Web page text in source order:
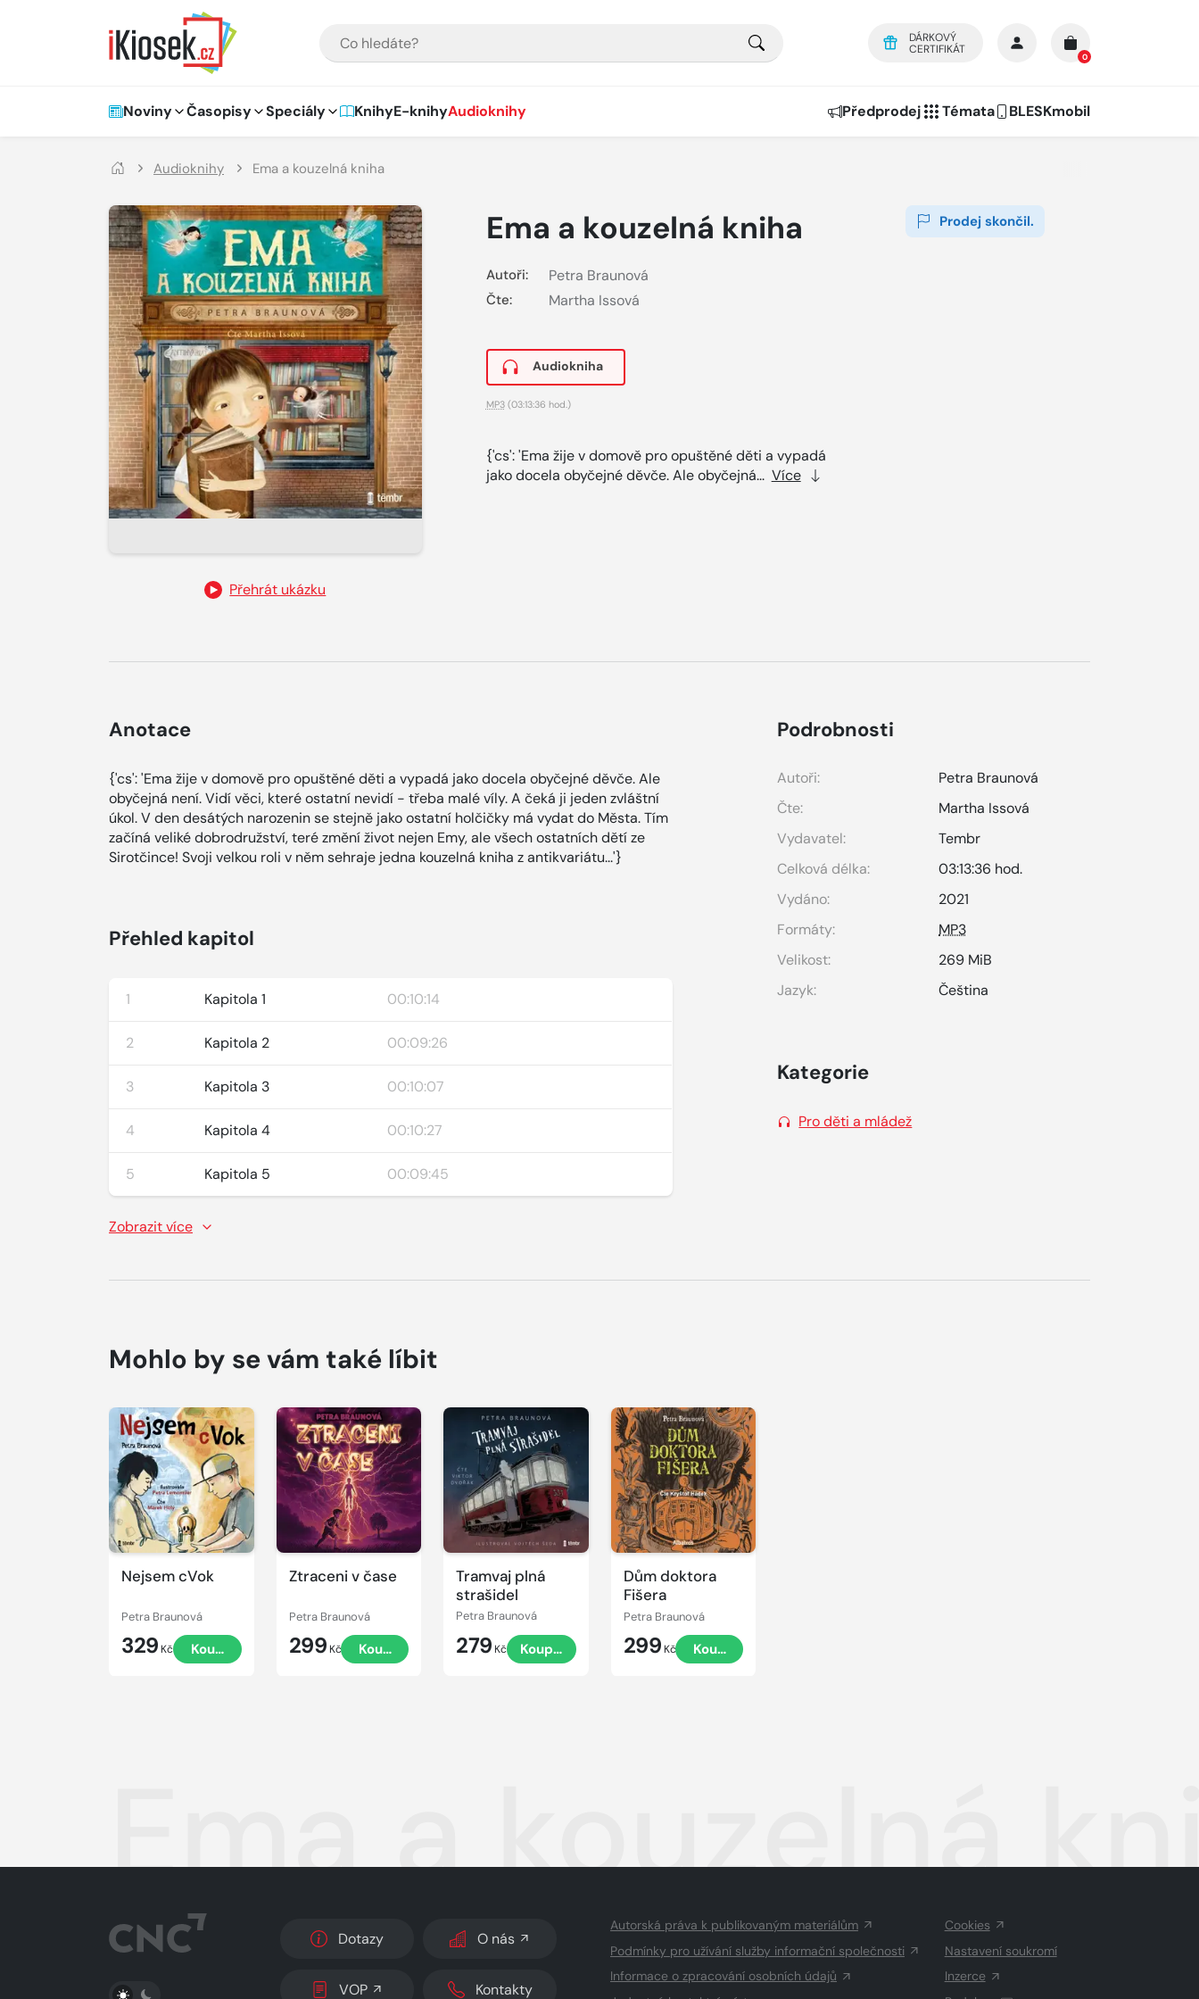
DÁRKOVÝ
CERTIFIKÁT
0
Hlavní navigace
Noviny Časopisy Speciály KnihyE-knihyAudioknihy Předprodej Témata BLESKmobil
Audioknihy Ema a kouzelná kniha
Přehrát ukázku
Ema a kouzelná kniha
Autoři: Petra Braunová
Čte: Martha Issová
Audiokniha
MP3(03:13:36 hod.)
{'cs': 'Ema žije v domově pro opuštěné děti a vypadá
jako docela obyčejné děvče. Ale obyčejná... Více
Prodej skončil.
Anotace
{'cs': 'Ema žije v domově pro opuštěné děti a vypadá jako docela obyčejné děvče. Ale
obyčejná není. Vidí věci, které ostatní nevidí - třeba malé víly. A čeká ji jeden zvláštní
úkol. V den desátých narozenin se stejně jako ostatní holčičky má vydat do Města. Tím
začíná veliké dobrodružství, teré změní život nejen Emy, ale všech ostatních dětí ze
Sirotčince! Svoji velkou roli v něm sehraje jedna kouzelná kniha z antikvariátu...'}
Přehled kapitol
1 Kapitola 1 00:10:14
2 Kapitola 2 00:09:26
3 Kapitola 3 00:10:07
4 Kapitola 4 00:10:27
5 Kapitola 5 00:09:45
Zobrazit více
Podrobnosti
Autoři:
Petra Braunová
Čte:
Martha Issová
Vydavatel:
Tembr
Celková délka:
03:13:36 hod.
Vydáno:
2021
Formáty:
MP3
Velikost:
269 MiB
Jazyk:
Čeština
Kategorie
Pro děti a mládež
Mohlo by se vám také líbit
Nejsem cVok
Petra Braunová
329 Kč Koupit
Přehrát
ukázku
Ztraceni v čase
Petra Braunová
299 Kč Koupit
Přehrát
ukázku
Tramvaj plná
strašidel
Petra Braunová
279 Kč Koupit
Přehrát
ukázku
Dům doktora
Fišera
Petra Braunová
299 Kč Koupit
Ema a kouzelná
PŘEPNOUT SVĚTLÝ/TMAVÝ REŽIM
Dotazy O nás
VOP Kontakty
Autorská práva k publikovaným materiálům
Podmínky pro užívání služby informační společnosti
Informace o zpracování osobních údajů
Cookies
Nastavení soukromí
Inzerce